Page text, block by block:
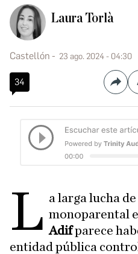
Laura Torlà
Castellón 23 ago. 2024 - 04:30
34
L a larga lucha
monoparental
Adifparece
entidad pública